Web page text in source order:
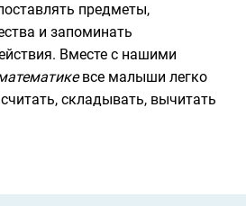
предметы,
и запоминать
Вместе с нашими
все малыши легко
складывать, вычитать